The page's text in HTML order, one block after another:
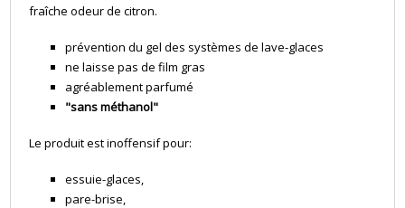
fraîche odeur de citron.
prévention du gel des systèmes de lave-glaces
ne laisse pas de film gras
agréablement parfumé
"sans méthanol"
Le produit est inoffensif pour:
essuie-glaces,
pare-brise,